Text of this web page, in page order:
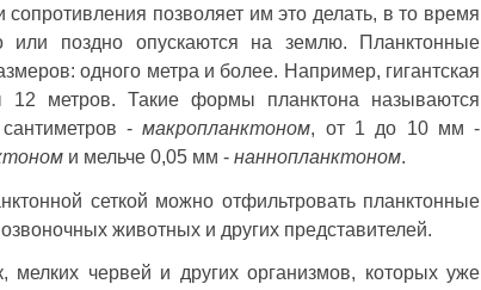
позволяет им это делать, в то время
поздно опускаются на землю. Планктонные
одного метра и более. Например, гигантская
12 метров. Такие формы планктона называются
-макропланктоном, от 1 до 10 мм -
и мельче 0,05 мм - наннопланктоном.
сеткой можно отфильтровать планктонные
животных и других представителей.
мелких червей и других организмов, которых уже